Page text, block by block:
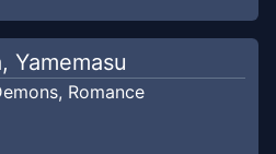
Yamemasu
, Romance